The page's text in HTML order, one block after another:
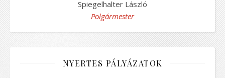
Spiegelhalter László
Polgármester
NYERTES PÁLYÁZATOK